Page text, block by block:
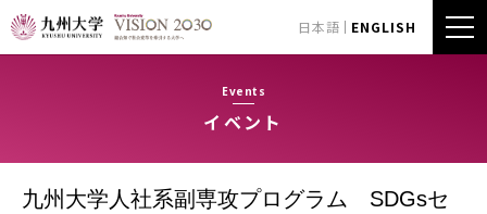
日本語 ENGLISH
Events
イベント
九州大学人社系副専攻プログラム SDGsセ